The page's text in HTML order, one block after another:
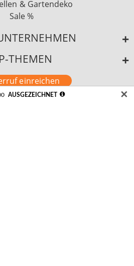
& Gartendeko
Sale %
THEMEN
einreichen
✕